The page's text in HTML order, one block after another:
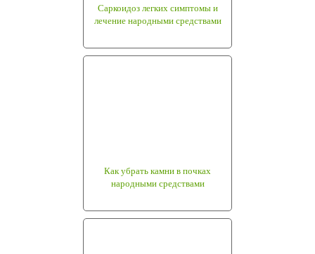
Саркоидоз легких симптомы и
лечение народными средствами
Как убрать камни в почках
народными средствами